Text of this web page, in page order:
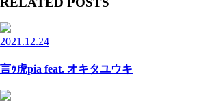
2021.12.24
言ｩ虎pia feat. オキタユウキ